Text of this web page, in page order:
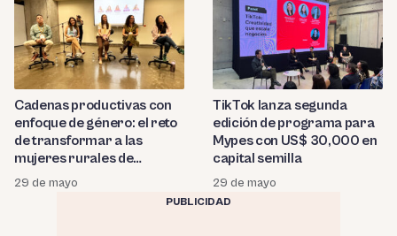
Cadenas productivas con
enfoque de género: el reto
de transformar a las
mujeres rurales de
«beneficiarias» a actoras
económicas
29 de mayo
TikTok lanza segunda
edición de programa para
Mypes con US$ 30,000 en
capital semilla
29 de mayo
PUBLICIDAD